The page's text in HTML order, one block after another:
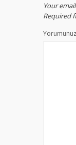
Your
Required
Yorumunuz